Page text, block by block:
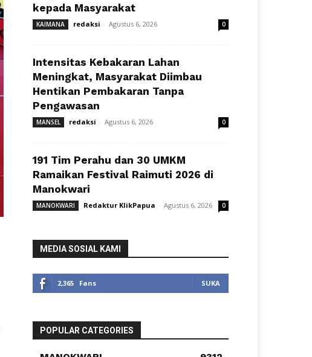
kepada Masyarakat
KAIMANA redaksi - Agustus 6, 2026 0
Intensitas Kebakaran Lahan
Meningkat, Masyarakat Diimbau
Hentikan Pembakaran Tanpa
Pengawasan
MANSEL redaksi - Agustus 6, 2026 0
191 Tim Perahu dan 30 UMKM
Ramaikan Festival Raimuti 2026 di
Manokwari
MANOKWARI Redaktur KlikPapua - Agustus 6, 2026 0
MEDIA SOSIAL KAMI
2,365 Fans SUKA
POPULAR CATEGORIES